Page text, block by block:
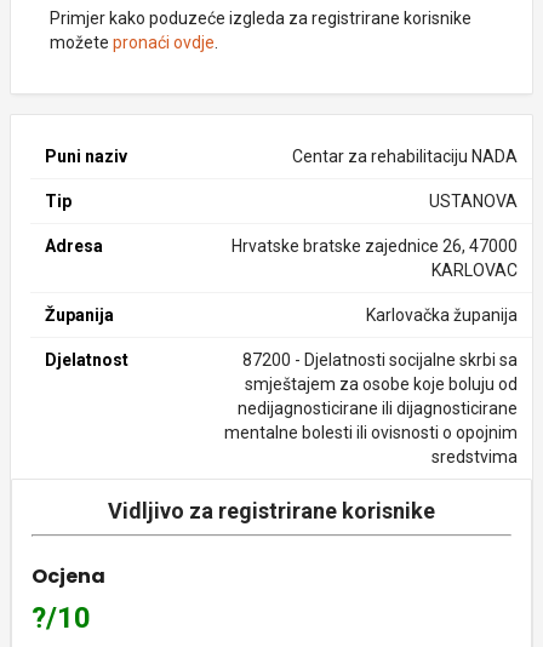
Primjer kako poduzeće izgleda za registrirane korisnike
možete pronaći ovdje
Puni naziv Centar za rehabilitaciju NADA
Tip USTANOVA
Adresa
Hrvatske bratske zajednice 26, 47000
KARLOVAC
Županija Karlovačka županija
Djelatnost
87200 - Djelatnosti socijalne skrbi sa
smještajem za osobe koje boluju od
nedijagnosticirane ili dijagnosticirane
mentalne bolesti ili ovisnosti o opojnim
sredstvima
Vidljivo za registrirane korisnike
Ocjena
?/10